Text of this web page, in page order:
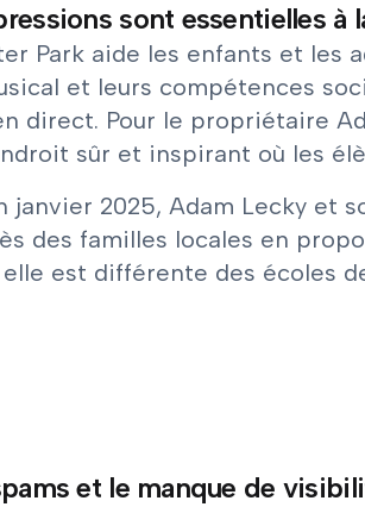
sont essentielles à
Park aide les enfants et les
et leurs compétences
direct. Pour le propriétaire
sûr et inspirant où les
janvier 2025, Adam Lecky et
des familles locales en
est différente des écoles
et le manque de